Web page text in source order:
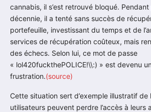
cannabis, il s’est retrouvé bloqué. Pendant
décennie, il a tenté sans succès de
portefeuille, investissant du temps et de
services de récupération coûteux, mais
des échecs. Selon lui, ce mot de passe
« lol420fuckthePOLICE!\\:) » est devenu
frustration.(source)
Cette situation sert d’exemple illustratif de
utilisateurs peuvent perdre l’accès à leurs